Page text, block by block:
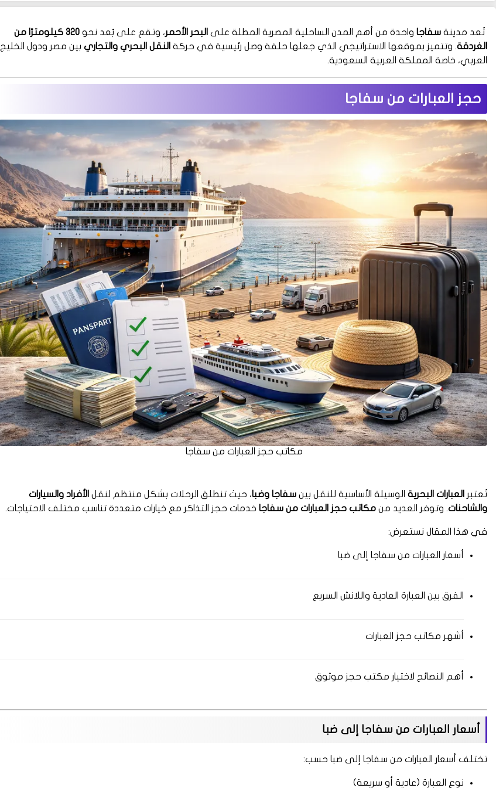
تُعد مدينة سفاجا واحدة من أهم المدن الساحلية المصرية المطلة على البحر الأحمر، وتقع على بُعد نحو
320 كيلومترًا من
الغردقة. وتتميز بموقعها الاستراتيجي الذي جعلها حلقة وصل رئيسية في حركة النقل البحري والتجاري بين مصر ودول الخليج
العربي، خاصة المملكة العربية السعودية.
حجز العبارات من سفاجا
مكاتب حجز العبارات من سفاجا
تُعتبر العبارات البحرية الوسيلة الأساسية للنقل بين سفاجا وضبا، حيث تنطلق الرحلات بشكل منتظم لنقل الأفراد والسيارات
والشاحنات. وتوفر العديد من مكاتب حجز العبارات من سفاجا خدمات حجز التذاكر مع خيارات متعددة تناسب مختلف الاحتياجات.
في هذا المقال نستعرض:
أسعار العبارات من سفاجا إلى ضبا
الفرق بين العبارة العادية واللانش السريع
أشهر مكاتب حجز العبارات
أهم النصائح لاختيار مكتب حجز موثوق
أسعار العبارات من سفاجا إلى ضبا
تختلف أسعار العبارات من سفاجا إلى ضبا حسب:
نوع العبارة (عادية أو سريعة)